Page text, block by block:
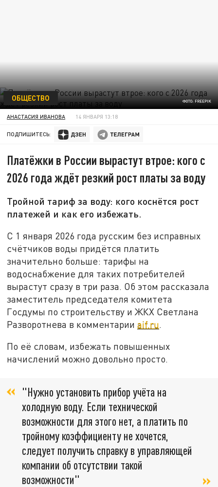
ФОТО: FREEPIK
ОБЩЕСТВО
АНАСТАСИЯ ИВАНОВА 14 ЯНВАРЯ 13:18
ПОДПИШИТЕСЬ:
Платёжки в России вырастут втрое: кого с
2026 года ждёт резкий рост платы за воду
Тройной тариф за воду: кого коснётся рост
платежей и как его избежать.
С 1 января 2026 года русским без исправных
счётчиков воды придётся платить
значительно больше: тарифы на
водоснабжение для таких потребителей
вырастут сразу в три раза. Об этом рассказала
заместитель председателя комитета
Госдумы по строительству и ЖКХ Светлана
Разворотнева в комментарииaif.ru.
По её словам, избежать повышенных
начислений можно довольно просто.
"Нужно установить прибор учёта на
холодную воду. Если технической
возможности для этого нет, а платить по
тройному коэффициенту не хочется,
следует получить справку в управляющей
компании об отсутствии такой
возможности"